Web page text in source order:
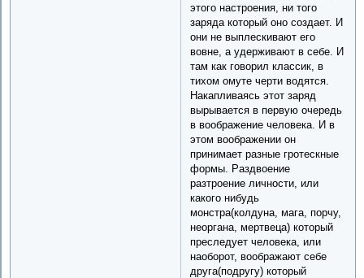
этого настроения, ни того
заряда который оно создает. И
они не выплескивают его
вовне, а удерживают в себе. И
там как говорил классик, в
тихом омуте черти водятся.
Накапливаясь этот заряд
вырывается в первую очередь
в воображение человека. И в
этом воображении он
принимает разные гротескные
формы. Раздвоение
разтроение личности, или
какого нибудь
монстра(колдуна, мага, порчу,
неоргана, мертвеца) который
преследует человека, или
наоборот, воображают себе
друга(подругу) который